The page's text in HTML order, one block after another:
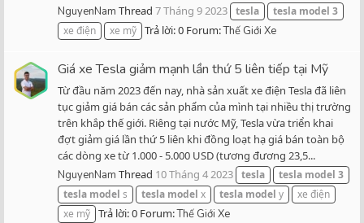
NguyenNam Thread 7 Tháng 9 2023 tesla tesla model 3
xe điện
xe mỹ Trả lời: 0 Forum:Thế Giới Xe
Giá xe Tesla giảm mạnh lần thứ 5 liên tiếp tại Mỹ
Từ đầu năm 2023 đến nay, nhà sản xuất xe điện Tesla đã liên
tục giảm giá bán các sản phẩm của mình tại nhiều thị trường
trên khắp thế giới. Riêng tại nước Mỹ, Tesla vừa triển khai
đợt giảm giá lần thứ 5 liên khi đồng loạt hạ giá bán toàn bộ
các dòng xe từ 1.000 - 5.000 USD (tương đương 23,5...
NguyenNam Thread 10 Tháng 4 2023 tesla tesla model 3
tesla model s tesla model x tesla model y
xe điện
xe mỹ Trả lời: 0 Forum:Thế Giới Xe